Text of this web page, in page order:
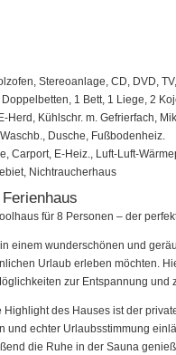
Stereoanlage, CD, DVD,
Doppelbetten, 1 Bett, 1 Liege, 2
E-Herd, Kühlschr. m. Gefrierfach,
Dusche, Fußbodenheiz.
Carport, E-Heiz., Luft-Luft-
Nichtraucherhaus
für 8 Personen – der
einem wunderschönen und
Urlaub erleben möchten.
zur Entspannung und
Highlight des Hauses ist der
und echter Urlaubsstimmung
die Ruhe in der Sauna